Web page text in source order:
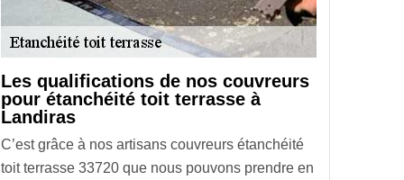
Les qualifications de nos couvreurs
pour étanchéité toit terrasse à
Landiras
C’est grâce à nos artisans couvreurs étanchéité
toit terrasse 33720 que nous pouvons prendre en